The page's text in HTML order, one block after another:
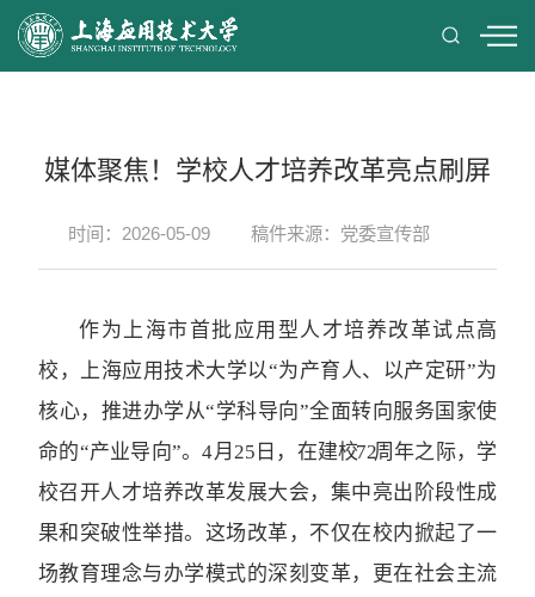
媒体聚焦！学校人才培养改革亮点刷屏
时间：2026-05-09 稿件来源：党委宣传部
作为上海市首批应用型人才培养改革试点高
校，上海应用技术大学以“为产育人、以产定研”为
核心，推进办学从“学科导向”全面转向服务国家使
命的“产业导向”。4月25日，在建校 72 周年之际，学
校召开人才培养改革发展大会，集中亮出阶段性成
果和突破性举措。这场改革，不仅在校内掀起了一
场教育理念与办学模式的深刻变革，更在社会主流